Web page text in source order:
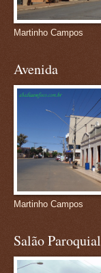
Martinho Campos
Avenida
Martinho Campos
Salão Paroquial